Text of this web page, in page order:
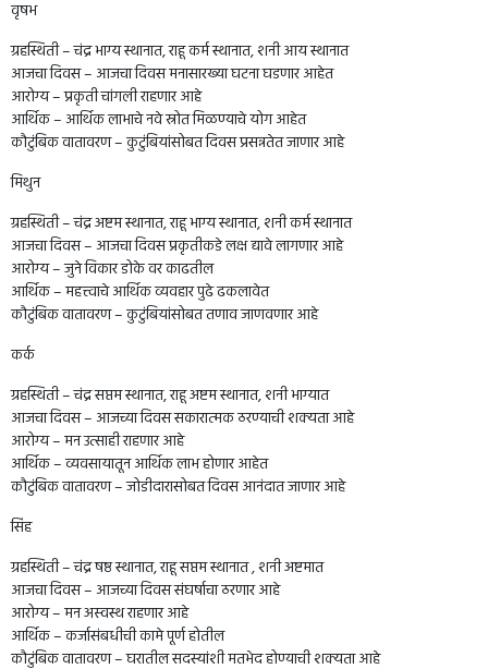
वृषभ
ग्रहस्थिती – चंद्र भाग्य स्थानात, राहू कर्म स्थानात, शनी आय स्थानात
आजचा दिवस – आजचा दिवस मनासारख्या घटना घडणार आहेत
आरोग्य – प्रकृती चांगली राहणार आहे
आर्थिक – आर्थिक लाभाचे नवे स्रोत मिळण्याचे योग आहेत
कौटुंबिक वातावरण – कुटुंबियांसोबत दिवस प्रसन्नतेत जाणार आहे
मिथुन
ग्रहस्थिती – चंद्र अष्टम स्थानात, राहू भाग्य स्थानात, शनी कर्म स्थानात
आजचा दिवस – आजचा दिवस प्रकृतीकडे लक्ष द्यावे लागणार आहे
आरोग्य – जुने विकार डोके वर काढतील
आर्थिक – महत्त्वाचे आर्थिक व्यवहार पुढे ढकलावेत
कौटुंबिक वातावरण – कुटुंबियांसोबत तणाव जाणवणार आहे
कर्क
ग्रहस्थिती – चंद्र सप्तम स्थानात, राहू अष्टम स्थानात, शनी भाग्यात
आजचा दिवस – आजच्या दिवस सकारात्मक ठरण्याची शक्यता आहे
आरोग्य – मन उत्साही राहणार आहे
आर्थिक – व्यवसायातून आर्थिक लाभ होणार आहेत
कौटुंबिक वातावरण – जोडीदारासोबत दिवस आनंदात जाणार आहे
सिंह
ग्रहस्थिती – चंद्र षष्ठ स्थानात, राहू सप्तम स्थानात , शनी अष्टमात
आजचा दिवस – आजच्या दिवस संघर्षाचा ठरणार आहे
आरोग्य – मन अस्वस्थ राहणार आहे
आर्थिक – कर्जासंबधीची कामे पूर्ण होतील
कौटुंबिक वातावरण – घरातील सदस्यांशी मतभेद होण्याची शक्यता आहे